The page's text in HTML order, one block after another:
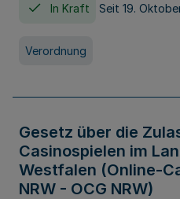
In Kraft Seit 19.
Verordnung
Gesetz über die
Casinospielen im
Westfalen (Online-
NRW - OCG NRW)